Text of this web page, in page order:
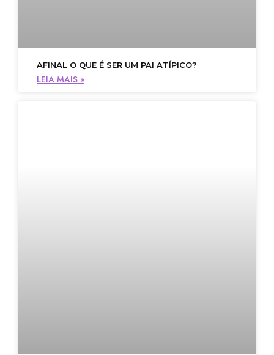
AFINAL O QUE É SER UM PAI ATÍPICO?
LEIA MAIS »